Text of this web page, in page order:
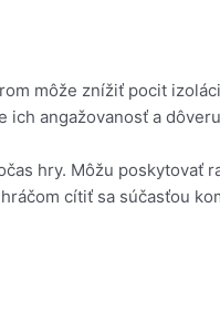
môže znížiť pocit
ich angažovanosť a
hry. Môžu poskytovať
cítiť sa súčasťou